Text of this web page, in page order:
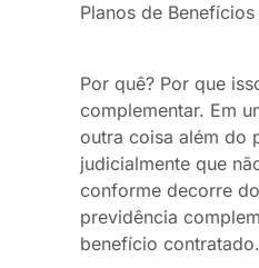
Planos de
Por quê? Por que
complementar. Em
outra coisa além do
judicialmente que
conforme decorre
previdência
benefício contratado.